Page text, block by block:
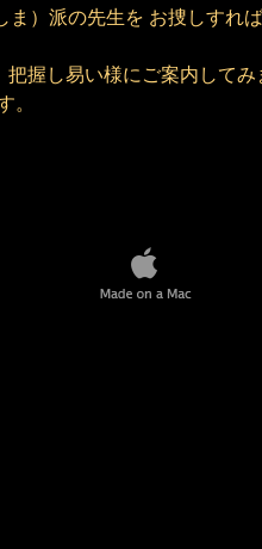
ま）派の先生を お捜しすれ
把握し易い様にご案内してみ
。